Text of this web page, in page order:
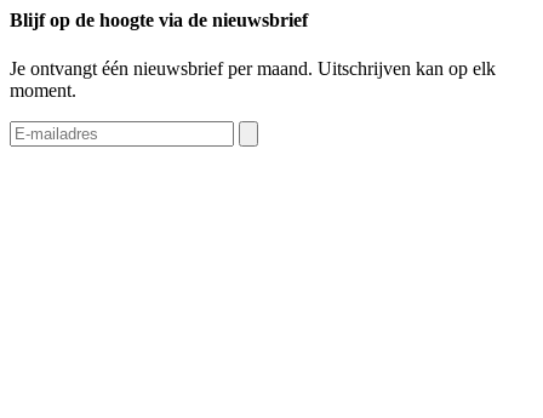
Blijf op de hoogte via de nieuwsbrief
Je ontvangt één nieuwsbrief per maand. Uitschrijven kan op elk
moment.